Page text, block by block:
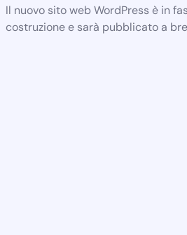
Il nuovo sito web WordPress è in
costruzione e sarà pubblicato a